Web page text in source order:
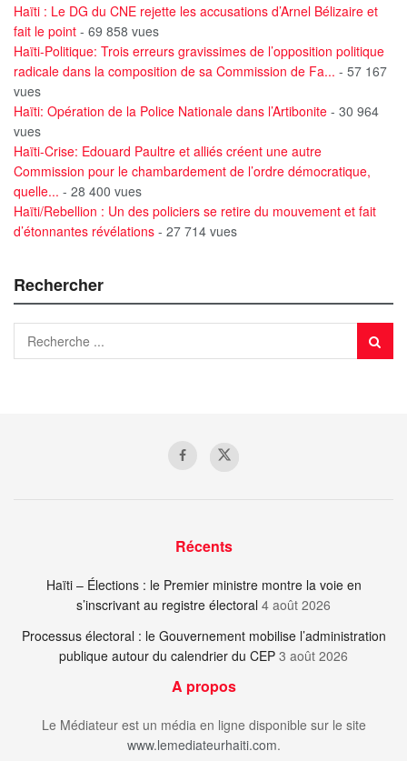
Haïti : Le DG du CNE rejette les accusations d’Arnel Bélizaire et
fait le point - 69 858 vues
Haïti-Politique: Trois erreurs gravissimes de l’opposition politique
radicale dans la composition de sa Commission de Fa... - 57 167
vues
Haïti: Opération de la Police Nationale dans l’Artibonite - 30 964
vues
Haïti-Crise: Edouard Paultre et alliés créent une autre
Commission pour le chambardement de l’ordre démocratique,
quelle... - 28 400 vues
Haïti/Rebellion : Un des policiers se retire du mouvement et fait
d’étonnantes révélations - 27 714 vues
Rechercher
Récents
Haïti – Élections : le Premier ministre montre la voie en
s’inscrivant au registre électoral 4 août 2026
Processus électoral : le Gouvernement mobilise l’administration
publique autour du calendrier du CEP 3 août 2026
A propos
Le Médiateur est un média en ligne disponible sur le site
www.lemediateurhaiti.com.